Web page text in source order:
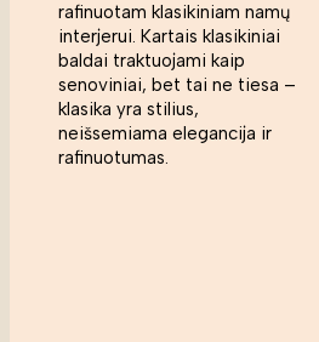
rafinuotam klasikiniam namų
interjerui. Kartais klasikiniai
baldai traktuojami kaip
senoviniai, bet tai ne tiesa –
klasika yra stilius,
neišsemiama elegancija ir
rafinuotumas.